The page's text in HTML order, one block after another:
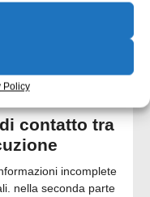
Policy
contatto tra
incomplete
nella seconda parte